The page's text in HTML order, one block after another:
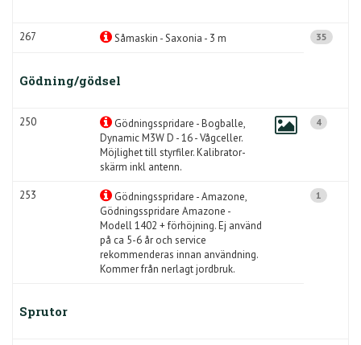
267 Såmaskin - Saxonia - 3 m 35
Gödning/gödsel
250
Gödningsspridare - Bogballe,
Dynamic M3W D - 16 - Vågceller.
Möjlighet till styrfiler. Kalibrator-
skärm inkl antenn.
4
253
Gödningsspridare - Amazone,
Gödningsspridare Amazone -
Modell 1402 + förhöjning. Ej använd
på ca 5-6 år och service
rekommenderas innan användning.
Kommer från nerlagt jordbruk.
1
Sprutor